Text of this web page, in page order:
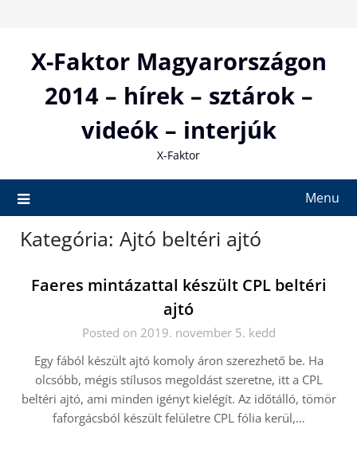
contentX-Faktor Magyarországon
2014 – hírek – sztárok –
videók – interjúk
X-Faktor
Menu
Kategória: Ajtó beltéri ajtó
Faeres mintázattal készült CPL beltéri
ajtó
Posted on 2019. november 5. kedd
Egy fából készült ajtó komoly áron szerezhető be. Ha
olcsóbb, mégis stílusos megoldást szeretne, itt a CPL
beltéri ajtó, ami minden igényt kielégít. Az időtálló, tömör
faforgácsból készült felületre CPL fólia kerül,…